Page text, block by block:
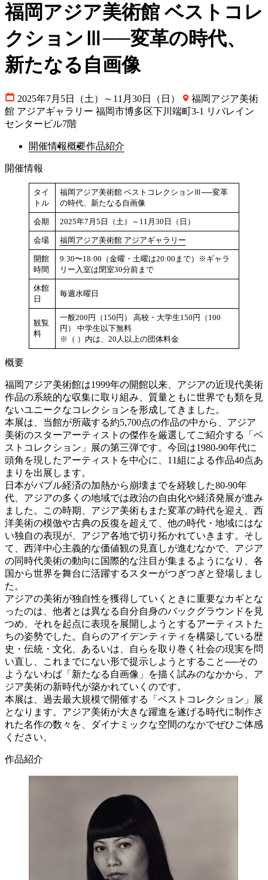
福岡アジア美術館 ベストコレ
クションⅢ──変革の時代、
新たなる自画像
2025年7月5日（土）～11月30日（日）
福岡アジア美術
館 アジアギャラリー 福岡市博多区下川端町3-1 リバレイン
センタービル7階
開催情報概要作品紹介
開催情報
タイ
トル
福岡アジア美術館 ベストコレクションⅢ──変革
の時代、新たなる自画像
会期 2025年7月5日（土）～11月30日（日）
会場 福岡アジア美術館 アジアギャラリー
開館
時間
9:30〜18:00（金曜・土曜は20:00まで）※ギャラ
リー入室は閉室30分前まで
休館
日
毎週水曜日
観覧
料
一般200円（150円） 高校・大学生150円（100
円） 中学生以下無料
※（ ）内は、20人以上の団体料金
概要
福岡アジア美術館は1999年の開館以来、アジアの近現代美術
作品の系統的な収集に取り組み、質量ともに世界でも類を見
ないユニークなコレクションを形成してきました。
本展は、当館が所蔵する約5,700点の作品の中から、アジア
美術のスターアーティストの傑作を厳選してご紹介する「ベ
ストコレクション」展の第三弾です。今回は1980-90年代に
頭角を現したアーティストを中心に、11組による作品40点あ
まりを出展します。
日本がバブル経済の加熱から崩壊までを経験した80-90年
代、アジアの多くの地域では政治の自由化や経済発展が進み
ました。この時期、アジア美術もまた変革の時代を迎え、西
洋美術の模倣や古典の反復を超えて、他の時代・地域にはな
い独自の表現が、アジア各地で切り拓かれていきます。そし
て、西洋中心主義的な価値観の見直しが進むなかで、アジア
の同時代美術の動向に国際的な注目が集まるようになり、各
国から世界を舞台に活躍するスターがつぎつぎと登場しまし
た。
アジアの美術が独自性を獲得していくときに重要なカギとな
ったのは、他者とは異なる自分自身のバックグラウンドを見
つめ、それを起点に表現を展開しようとするアーティストた
ちの姿勢でした。自らのアイデンティティを構築している歴
史・伝統・文化、あるいは、自らを取り巻く社会の現実を問
い直し、これまでにない形で提示しようとすること──その
ようないわば「新たなる自画像」を描く試みのなかから、ア
ジア美術の新時代が築かれていくのです。
本展は、過去最大規模で開催する「ベストコレクション」展
となります。アジア美術が大きな躍進を遂げる時代に制作さ
れた名作の数々を、ダイナミックな空間のなかでぜひご体感
ください。
作品紹介